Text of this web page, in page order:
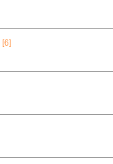
[6]